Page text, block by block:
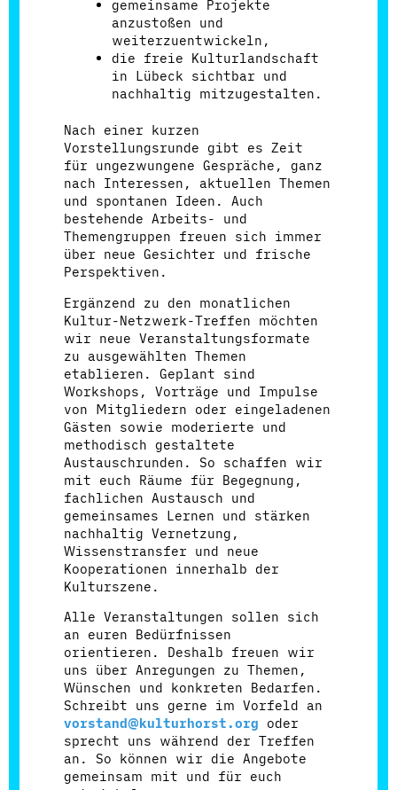
gemeinsame Projekte
anzustoßen und
weiterzuentwickeln,
die freie Kulturlandschaft
in Lübeck sichtbar und
nachhaltig mitzugestalten.
Nach einer kurzen
Vorstellungsrunde gibt es Zeit
für ungezwungene Gespräche, ganz
nach Interessen, aktuellen Themen
und spontanen Ideen. Auch
bestehende Arbeits- und
Themengruppen freuen sich immer
über neue Gesichter und frische
Perspektiven.
Ergänzend zu den monatlichen
Kultur-Netzwerk-Treffen möchten
wir neue Veranstaltungsformate
zu ausgewählten Themen
etablieren. Geplant sind
Workshops, Vorträge und Impulse
von Mitgliedern oder eingeladenen
Gästen sowie moderierte und
methodisch gestaltete
Austauschrunden. So schaffen wir
mit euch Räume für Begegnung,
fachlichen Austausch und
gemeinsames Lernen und stärken
nachhaltig Vernetzung,
Wissenstransfer und neue
Kooperationen innerhalb der
Kulturszene.
Alle Veranstaltungen sollen sich
an euren Bedürfnissen
orientieren. Deshalb freuen wir
uns über Anregungen zu Themen,
Wünschen und konkreten Bedarfen.
Schreibt uns gerne im Vorfeld an
vorstand@kulturhorst.org oder
sprecht uns während der Treffen
an. So können wir die Angebote
gemeinsam mit und für euch